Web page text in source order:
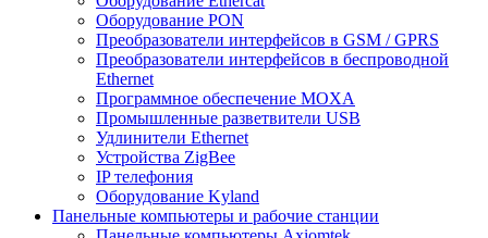
Оборудование PON
Преобразователи интерфейсов в GSM / GPRS
Преобразователи интерфейсов в беспроводной
Ethernet
Программное обеспечение MOXA
Промышленные разветвители USB
Удлинители Ethernet
Устройства ZigBee
IP телефония
Оборудование Kyland
Панельные компьютеры и рабочие станции